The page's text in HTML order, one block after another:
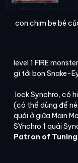
con chim be bé
level 1 FIRE
gì tới bọn Snake-
lock Synchro, có
(có thể dùng để
quái ở giữa Main
SYnchro 1 quái
Patron of Tuning